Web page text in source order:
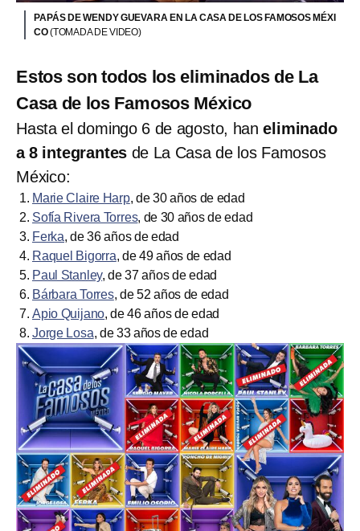
PAPÁS DE WENDY GUEVARA EN LA CASA DE LOS FAMOSOS MÉXI
CO(TOMADA DE VIDEO)
Estos son todos los eliminados de La
Casa de los Famosos México
Hasta el domingo 6 de agosto, haneliminado
a 8 integrantes de La Casa de los Famosos
México:
Marie Claire Harp, de 30 años de edad
Sofía Rivera Torres, de 30 años de edad
Ferka, de 36 años de edad
Raquel Bigorra, de 49 años de edad
Paul Stanley, de 37 años de edad
Bárbara Torres, de 52 años de edad
Apio Quijano, de 46 años de edad
Jorge Losa, de 33 años de edad